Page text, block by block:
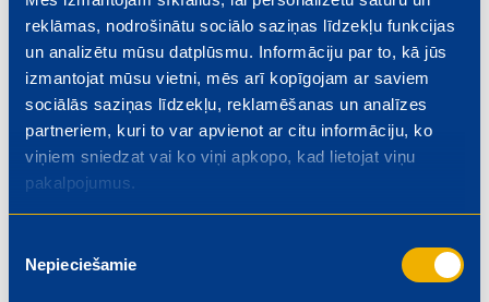
reklāmas, nodrošinātu sociālo saziņas līdzekļu funkcijas
un analizētu mūsu datplūsmu. Informāciju par to, kā jūs
izmantojat mūsu vietni, mēs arī kopīgojam ar saviem
sociālās saziņas līdzekļu, reklamēšanas un analīzes
partneriem, kuri to var apvienot ar citu informāciju, ko
viņiem sniedzat vai ko viņi apkopo, kad lietojat viņu
pakalpojumus.
izvēle
Nepieciešamie
€ 1300.00
Rīgas iela 4, Valmiera
Beidzas: 2026-08-01
€ 5.50